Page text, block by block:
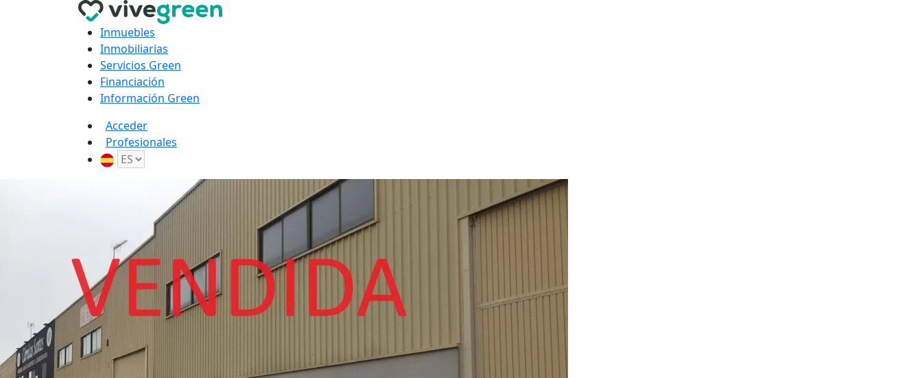
Inmuebles
Inmobiliarias
Servicios Green
Financiación
Información Green
Acceder
Profesionales